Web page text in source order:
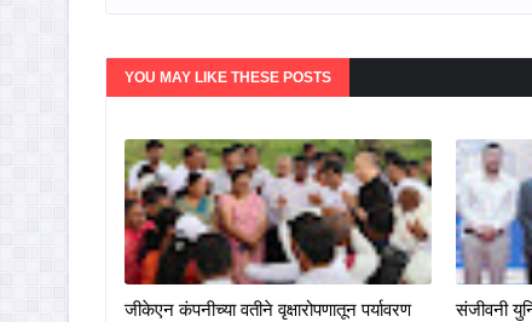
YOU MAY LIKE THESE POSTS
जीकेएन कंपनीच्या वतीने वृक्षारोपणातून पर्यावरण
संजीवनी